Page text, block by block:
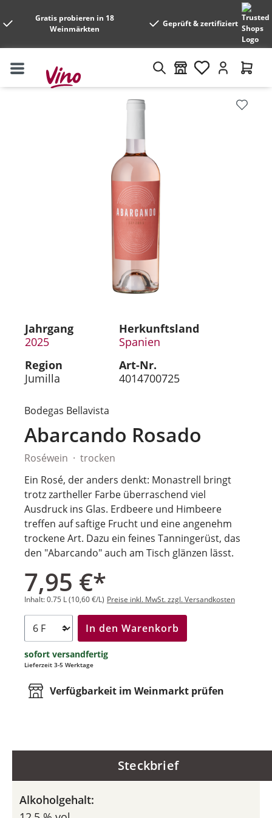
Gratis probieren in 18
Weinmärkten
Geprüft & zertifiziert
Bildergalerie überspringen
Jahrgang
2025
Herkunftsland
Spanien
Region
Jumilla
Art-Nr.
4014700725
Bodegas Bellavista
Abarcando Rosado
Roséwein
trocken
Ein Rosé, der anders denkt: Monastrell bringt
trotz zartheller Farbe überraschend viel
Ausdruck ins Glas. Erdbeere und Himbeere
treffen auf saftige Frucht und eine angenehm
trockene Art. Dazu ein feines Tanningerüst, das
den "Abarcando" auch am Tisch glänzen lässt.
7,95 €*
Inhalt:0.75 L(10,60 €/L) Preise inkl. MwSt. zzgl. Versandkosten
In den Warenkorb
sofort versandfertig
Lieferzeit 3-5 Werktage
Verfügbarkeit im Weinmarkt prüfen
Steckbrief
Alkoholgehalt: